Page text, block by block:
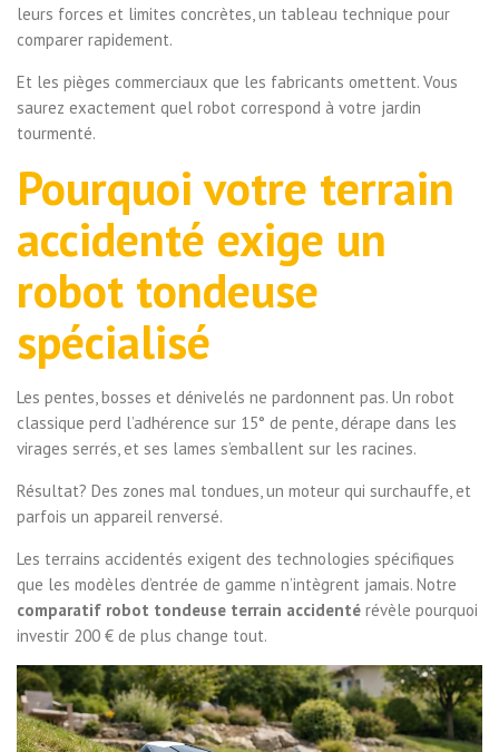
leurs forces et limites concrètes, un tableau technique pour
comparer rapidement.
Et les pièges commerciaux que les fabricants omettent. Vous
saurez exactement quel robot correspond à votre jardin
tourmenté.
Pourquoi votre terrain
accidenté exige un
robot tondeuse
spécialisé
Les pentes, bosses et dénivelés ne pardonnent pas. Un robot
classique perd l’adhérence sur 15° de pente, dérape dans les
virages serrés, et ses lames s’emballent sur les racines.
Résultat? Des zones mal tondues, un moteur qui surchauffe, et
parfois un appareil renversé.
Les terrains accidentés exigent des technologies spécifiques
que les modèles d’entrée de gamme n’intègrent jamais. Notre
comparatif robot tondeuse terrain accidenté révèle pourquoi
investir 200 € de plus change tout.